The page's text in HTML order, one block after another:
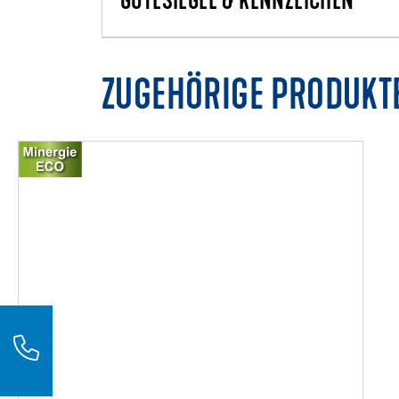
ZUGEHÖRIGE